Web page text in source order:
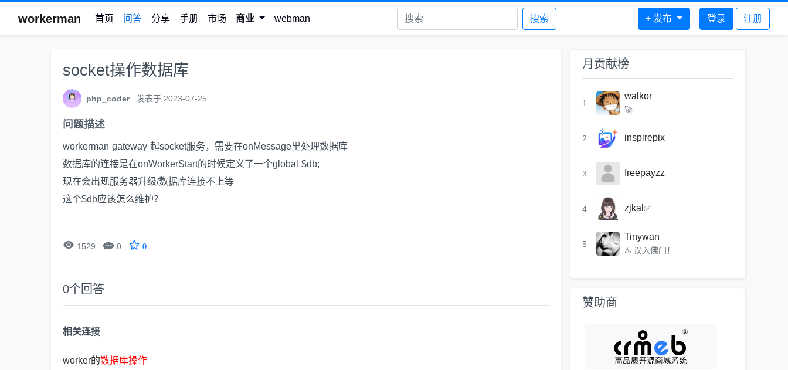
workerman 首页 问答 分享 手册 市场 商业 webman 搜索 + 发布 登录 注册
socket操作数据库
php_coder 发表于 2023-07-25
问题描述
workerman gateway 起socket服务，需要在onMessage里处理数据库
数据库的连接是在onWorkerStart的时候定义了一个global $db;
现在会出现服务器升级/数据库连接不上等
这个$db应该怎么维护？
 1529  0 0
0个回答
相关连接
worker的数据库操作
月贡献榜
1
walkor
🚀
2 inspirepix
3 freepayzz
4 zjkal✅
5
Tinywan
♨️ 误入佛门！
赞助商